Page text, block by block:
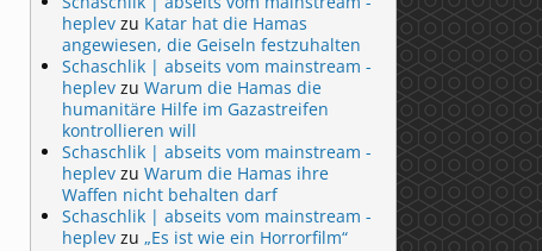
heplev zu Katar hat die Hamas
angewiesen, die Geiseln festzuhalten
Schaschlik | abseits vom mainstream -
heplev zu Warum die Hamas die
humanitäre Hilfe im Gazastreifen
kontrollieren will
Schaschlik | abseits vom mainstream -
heplev zu Warum die Hamas ihre
Waffen nicht behalten darf
Schaschlik | abseits vom mainstream -
heplev zu „Es ist wie ein Horrorfilm“